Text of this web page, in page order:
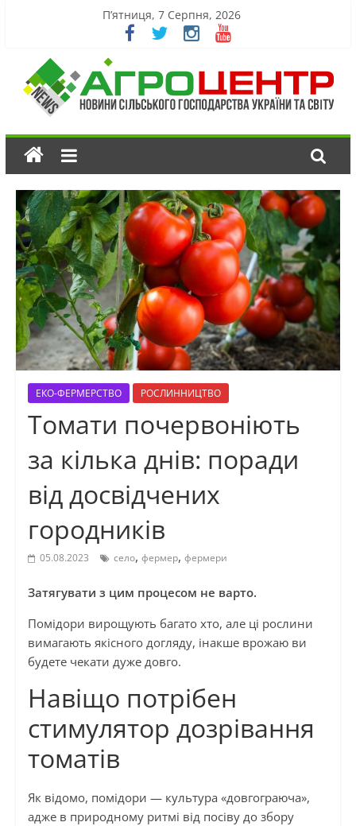
П’ятниця, 7 Серпня, 2026
ЕКО-ФЕРМЕРСТВО РОСЛИННИЦТВО
Томати почервоніють
за кілька днів: поради
від досвідчених
городників
05.08.2023 село, фермер, фермери
Затягувати з цим процесом не варто.
Помідори вирощують багато хто, але ці рослини
вимагають якісного догляду, інакше врожаю ви
будете чекати дуже довго.
Навіщо потрібен
стимулятор дозрівання
томатів
Як відомо, помідори — культура «довгограюча»,
адже в природному ритмі від посіву до збору